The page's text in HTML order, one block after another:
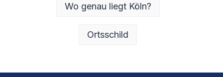
Wo genau liegt Köln?
Ortsschild